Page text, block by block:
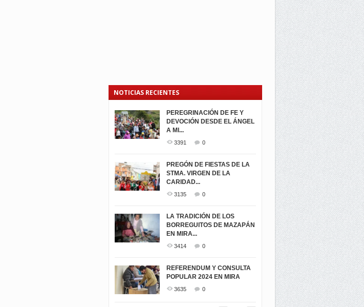
NOTICIAS RECIENTES
PEREGRINACIÓN DE FE Y
DEVOCIÓN DESDE EL ÁNGEL
A MI...
3391 0
PREGÓN DE FIESTAS DE LA
STMA. VIRGEN DE LA
CARIDAD...
3135 0
LA TRADICIÓN DE LOS
BORREGUITOS DE MAZAPÁN
EN MIRA...
3414 0
REFERENDUM Y CONSULTA
POPULAR 2024 EN MIRA
3635 0